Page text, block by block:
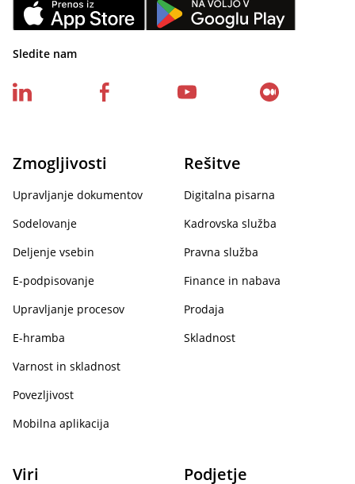
Sledite nam
Zmogljivosti
Upravljanje dokumentov
Sodelovanje
Deljenje vsebin
E-podpisovanje
Upravljanje procesov
E-hramba
Varnost in skladnost
Povezljivost
Mobilna aplikacija
Rešitve
Digitalna pisarna
Kadrovska služba
Pravna služba
Finance in nabava
Prodaja
Skladnost
Viri Podjetje